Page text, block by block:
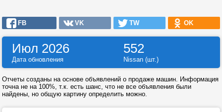
FB VK TW OK
Июл 2026 552
Дата обновления Nissan (шт.)
Отчеты созданы на основе объявлений о продаже машин. Информация
точна не на 100%, т.к. есть шанс, что не все объявления были
найдены, но общую картину определить можно.